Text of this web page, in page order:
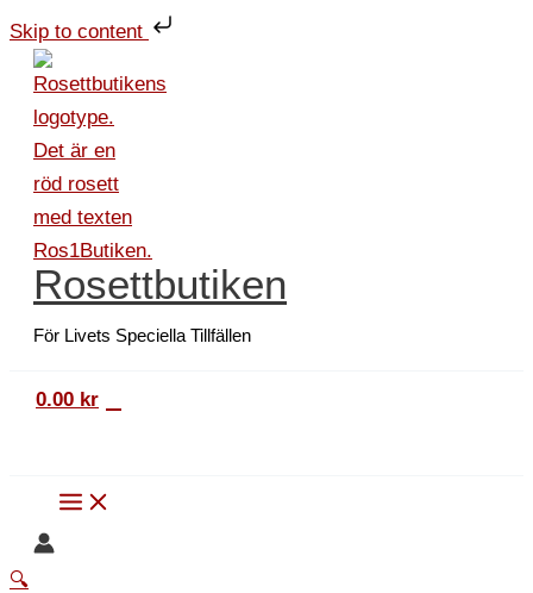
Skip to content
till
innehåll
Rosettbutiken
För Livets Speciella Tillfällen
0.00 kr
🔍
picknick
mängd